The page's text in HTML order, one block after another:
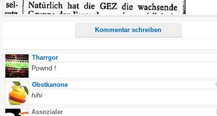
Kommentar schreiben
Ich möchte eine E-Mail, wenn auf dieser Seite weitere Kommentare erscheinen.
Tharrgor
Pownd !
Obstkanone
hihi
Assozialer